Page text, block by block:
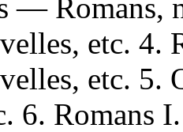
—
etc.
etc.
6. Romans